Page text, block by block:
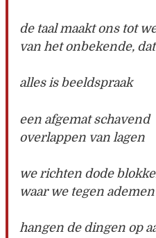
de taal maakt ons tot
van het onbekende,
alles is beeldspraak
een afgemat schavend
overlappen van lagen
we richten dode
waar we tegen ademen
hangen de dingen op